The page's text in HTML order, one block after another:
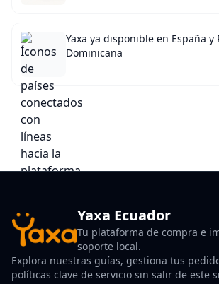
Yaxa ya disponible en España y
Dominicana
Yaxa Ecuador
Tu plataforma de compra e
soporte local.
Explora nuestras guías, gestiona tus
políticas clave de servicio sin salir de este